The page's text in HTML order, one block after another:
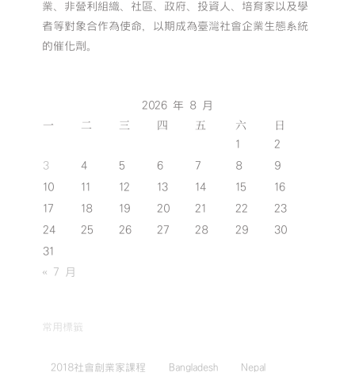
業、非營利組織、社區、政府、投資人、培育家以及學
者等對象合作為使命，以期成為臺灣社會企業生態系統
的催化劑。
2026 年 8 月
一 二 三 四 五 六 日
1
2
3
4 5 6 7 8
9
10
11 12 13 14 15
16
17
18 19 20 21 22
23
24
25 26 27 28 29
30
31
« 7 月
常用標籤
2018社會創業家課程 Bangladesh Nepal